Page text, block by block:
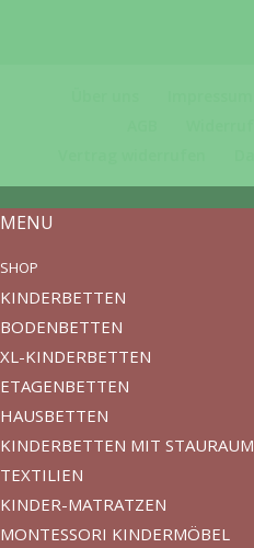
MENU
SHOP
KINDERBETTEN
BODENBETTEN
XL-KINDERBETTEN
ETAGENBETTEN
HAUSBETTEN
KINDERBETTEN MIT STAURAUM
TEXTILIEN
KINDER-MATRATZEN
MONTESSORI KINDERMÖBEL